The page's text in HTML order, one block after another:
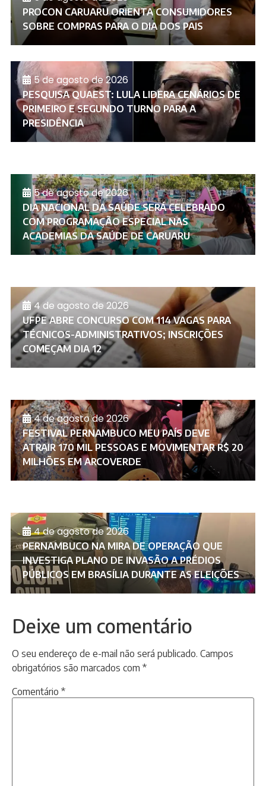
PROCON CARUARU ORIENTA CONSUMIDORES
SOBRE COMPRAS PARA O DIA DOS PAIS
5 de agosto de 2026
PESQUISA QUAEST: LULA LIDERA CENÁRIOS DE
PRIMEIRO E SEGUNDO TURNO PARA A
PRESIDÊNCIA
5 de agosto de 2026
DIA NACIONAL DA SAÚDE SERÁ CELEBRADO
COM PROGRAMAÇÃO ESPECIAL NAS
ACADEMIAS DA SAÚDE DE CARUARU
4 de agosto de 2026
UFPE ABRE CONCURSO COM 114 VAGAS PARA
TÉCNICOS-ADMINISTRATIVOS; INSCRIÇÕES
COMEÇAM DIA 12
4 de agosto de 2026
FESTIVAL PERNAMBUCO MEU PAÍS DEVE
ATRAIR 170 MIL PESSOAS E MOVIMENTAR R$ 20
MILHÕES EM ARCOVERDE
4 de agosto de 2026
PERNAMBUCO NA MIRA DE OPERAÇÃO QUE
INVESTIGA PLANO DE INVASÃO A PRÉDIOS
PÚBLICOS EM BRASÍLIA DURANTE AS ELEIÇÕES
Deixe um comentário
O seu endereço de e-mail não será publicado. Campos
obrigatórios são marcados com *
Comentário *